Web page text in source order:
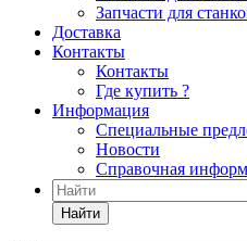
Запчасти для
Доставка
Контакты
Контакты
Где купить ?
Информация
Специальные
Новости
Справочная
Найти